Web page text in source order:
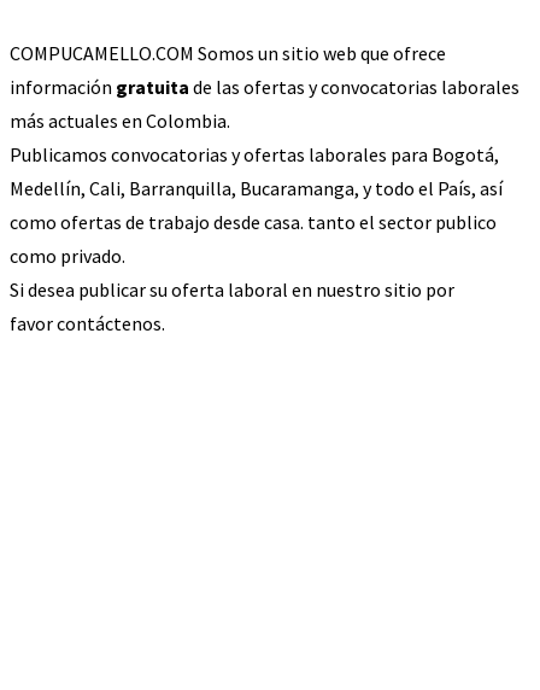
COMPUCAMELLO.COM Somos un sitio web que ofrece
información gratuita de las ofertas y convocatorias laborales
más actuales en Colombia.
Publicamos convocatorias y ofertas laborales para Bogotá,
Medellín, Cali, Barranquilla, Bucaramanga, y todo el País, así
como ofertas de trabajo desde casa. tanto el sector publico
como privado.
Si desea publicar su oferta laboral en nuestro sitio por
favor contáctenos.